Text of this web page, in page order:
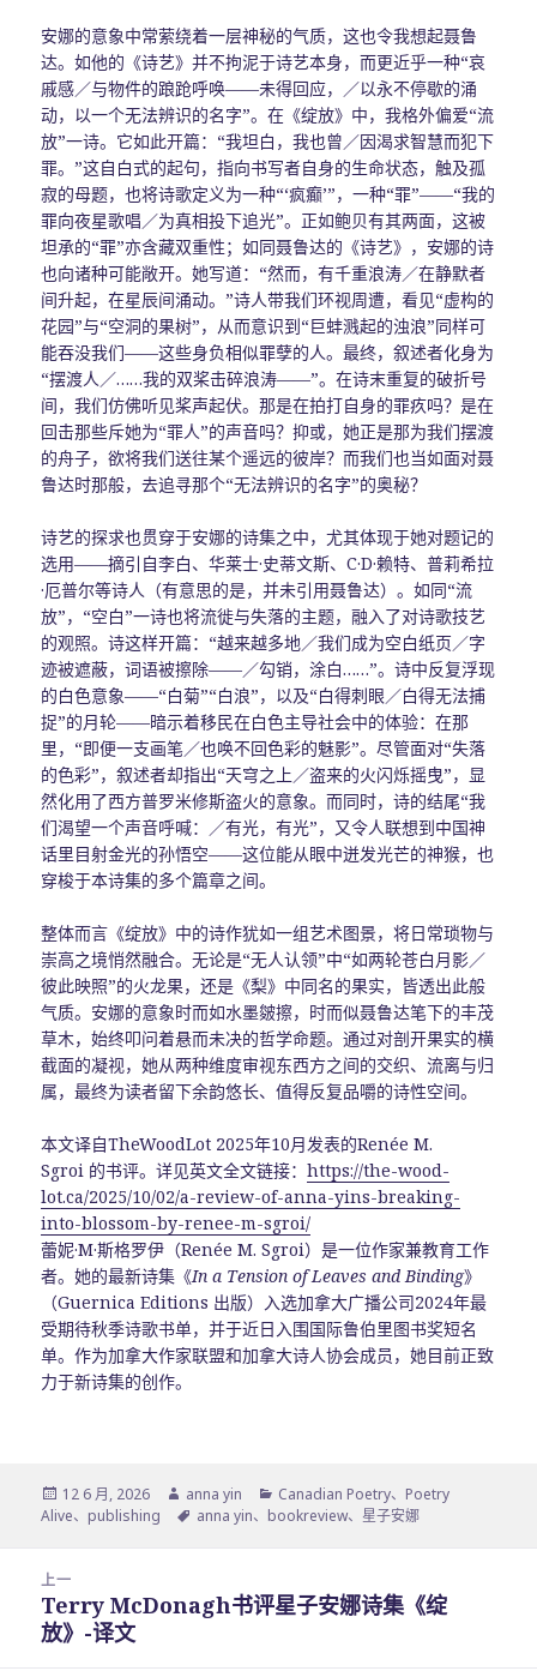
安娜的意象中常萦绕着一层神秘的气质，这也令我想起聂鲁
达。如他的《诗艺》并不拘泥于诗艺本身，而更近乎一种“哀
戚感／与物件的踉跄呼唤——未得回应，／以永不停歇的涌
动，以一个无法辨识的名字”。在《绽放》中，我格外偏爱“流
放”一诗。它如此开篇：“我坦白，我也曾／因渴求智慧而犯下
罪。”这自白式的起句，指向书写者自身的生命状态，触及孤
寂的母题，也将诗歌定义为一种“‘疯癫’”，一种“罪”——“我的
罪向夜星歌唱／为真相投下追光”。正如鲍贝有其两面，这被
坦承的“罪”亦含藏双重性；如同聂鲁达的《诗艺》，安娜的诗
也向诸种可能敞开。她写道：“然而，有千重浪涛／在静默者
间升起，在星辰间涌动。”诗人带我们环视周遭，看见“虚构的
花园”与“空洞的果树”，从而意识到“巨蚌溅起的浊浪”同样可
能吞没我们——这些身负相似罪孽的人。最终，叙述者化身为
“摆渡人／……我的双桨击碎浪涛——”。在诗末重复的破折号
间，我们仿佛听见桨声起伏。那是在拍打自身的罪疚吗？是在
回击那些斥她为“罪人”的声音吗？抑或，她正是那为我们摆渡
的舟子，欲将我们送往某个遥远的彼岸？而我们也当如面对聂
鲁达时那般，去追寻那个“无法辨识的名字”的奥秘？
诗艺的探求也贯穿于安娜的诗集之中，尤其体现于她对题记的
选用——摘引自李白、华莱士·史蒂文斯、C·D·赖特、普莉希拉
·厄普尔等诗人（有意思的是，并未引用聂鲁达）。如同“流
放”，“空白”一诗也将流徙与失落的主题，融入了对诗歌技艺
的观照。诗这样开篇：“越来越多地／我们成为空白纸页／字
迹被遮蔽，词语被擦除——／勾销，涂白……”。诗中反复浮现
的白色意象——“白菊”“白浪”，以及“白得刺眼／白得无法捕
捉”的月轮——暗示着移民在白色主导社会中的体验：在那
里，“即便一支画笔／也唤不回色彩的魅影”。尽管面对“失落
的色彩”，叙述者却指出“天穹之上／盗来的火闪烁摇曳”，显
然化用了西方普罗米修斯盗火的意象。而同时，诗的结尾“我
们渴望一个声音呼喊：／有光，有光”，又令人联想到中国神
话里目射金光的孙悟空——这位能从眼中迸发光芒的神猴，也
穿梭于本诗集的多个篇章之间。
整体而言《绽放》中的诗作犹如一组艺术图景，将日常琐物与
崇高之境悄然融合。无论是“无人认领”中“如两轮苍白月影／
彼此映照”的火龙果，还是《梨》中同名的果实，皆透出此般
气质。安娜的意象时而如水墨皴擦，时而似聂鲁达笔下的丰茂
草木，始终叩问着悬而未决的哲学命题。通过对剖开果实的横
截面的凝视，她从两种维度审视东西方之间的交织、流离与归
属，最终为读者留下余韵悠长、值得反复品嚼的诗性空间。
本文译自TheWoodLot 2025年10月发表的Renée M.
Sgroi 的书评。详见英文全文链接：https://the-wood-
lot.ca/2025/10/02/a-review-of-anna-yins-breaking-
into-blossom-by-renee-m-sgroi/
蕾妮·M·斯格罗伊（Renée M. Sgroi）是一位作家兼教育工作
者。她的最新诗集《In a Tension of Leaves and Binding》
（Guernica Editions 出版）入选加拿大广播公司2024年最
受期待秋季诗歌书单，并于近日入围国际鲁伯里图书奖短名
单。作为加拿大作家联盟和加拿大诗人协会成员，她目前正致
力于新诗集的创作。
发
布
12 6 月, 2026
作
者
anna yin
分
类
Canadian Poetry、 Poetry
Alive、 publishing
标
anna yin、 bookreview、 星子安娜
上一
上
篇
Terry McDonagh书评星子安娜诗集《绽
放》-译文